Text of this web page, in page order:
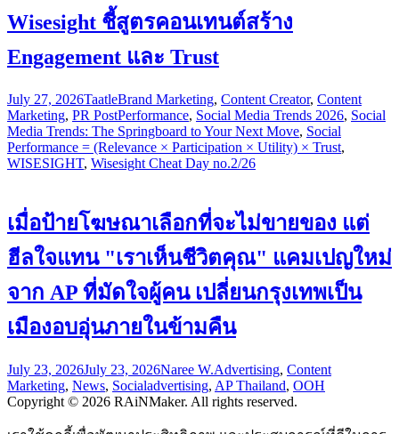
Wisesight ชี้สูตรคอนเทนต์สร้าง
Engagement และ Trust
July 27, 2026TaatleBrand Marketing, Content Creator, Content
Marketing, PR PostPerformance, Social Media Trends 2026, Social
Media Trends: The Springboard to Your Next Move, Social
Performance = (Relevance × Participation × Utility) × Trust,
WISESIGHT, Wisesight Cheat Day no.2/26
เมื่อป้ายโฆษณาเลือกที่จะไม่ขายของ แต่
ฮีลใจแทน "เราเห็นชีวิตคุณ" แคมเปญใหม่
จาก AP ที่มัดใจผู้คน เปลี่ยนกรุงเทพเป็น
เมืองอบอุ่นภายในข้ามคืน
July 23, 2026July 23, 2026Naree W.Advertising, Content
Marketing, News, Socialadvertising, AP Thailand, OOH
Copyright © 2026 RAiNMaker. All rights reserved.